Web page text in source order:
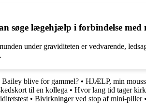
søge lægehjælp i forbindelse med
under graviditeten er vedvarende,
blive for gammel? • HJÆLP, min
til en kollega • Hvor lang tid tager
• Bivirkninger ved stop af mini-piller•